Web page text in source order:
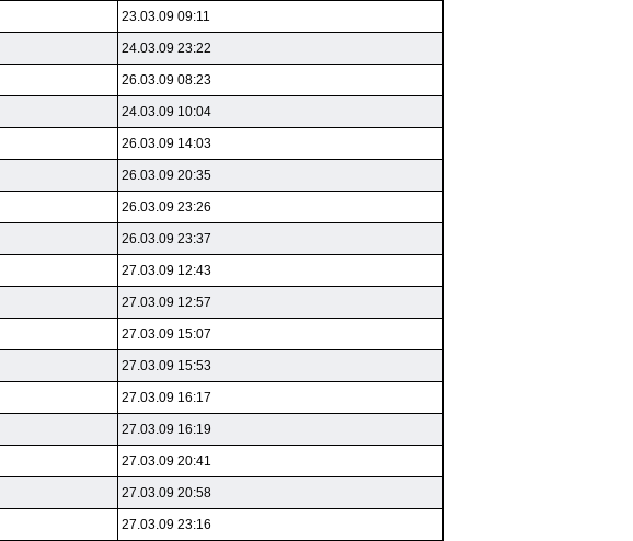
23.03.09 09:11
24.03.09 23:22
26.03.09 08:23
24.03.09 10:04
26.03.09 14:03
26.03.09 20:35
26.03.09 23:26
26.03.09 23:37
27.03.09 12:43
27.03.09 12:57
27.03.09 15:07
27.03.09 15:53
27.03.09 16:17
27.03.09 16:19
27.03.09 20:41
27.03.09 20:58
27.03.09 23:16